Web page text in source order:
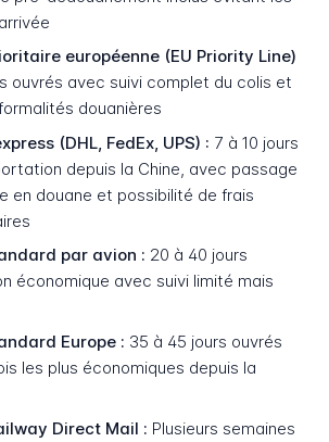
européenne (EU Priority Line)
ouvrés avec suivi complet du colis et
douanières
(DHL, FedEx, UPS) : 7 à 10 jours
depuis la Chine, avec passage
en douane et possibilité de frais
par avion : 20 à 40 jours
économique avec suivi limité mais
Europe : 35 à 45 jours ouvrés
les plus économiques depuis la
Direct Mail : Plusieurs semaines